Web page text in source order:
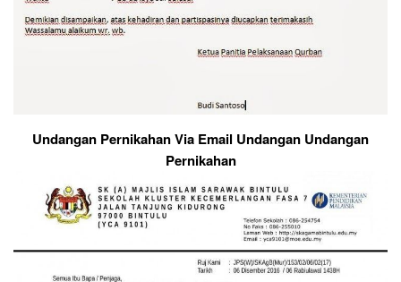
Undangan Pernikahan Via Email Undangan Undangan
Pernikahan